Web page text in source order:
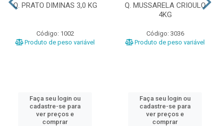
Q. PRATO DIMINAS 3,0 KG
Código: 1002
Produto de peso variável
Faça seu login ou
cadastre-se para
ver preços e
comprar
Q. MUSSARELA CRIOULO
4KG
Código: 3036
Produto de peso variável
Faça seu login ou
cadastre-se para
ver preços e
comprar